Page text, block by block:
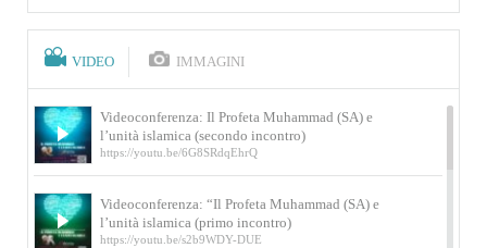
VIDEO IMMAGINI
Videoconferenza: Il Profeta Muhammad (SA) e
l’unità islamica (secondo incontro)
https://youtu.be/6G8SRdqEhrQ
Videoconferenza: “Il Profeta Muhammad (SA) e
l’unità islamica (primo incontro)
https://youtu.be/s2b9WDY-DUE